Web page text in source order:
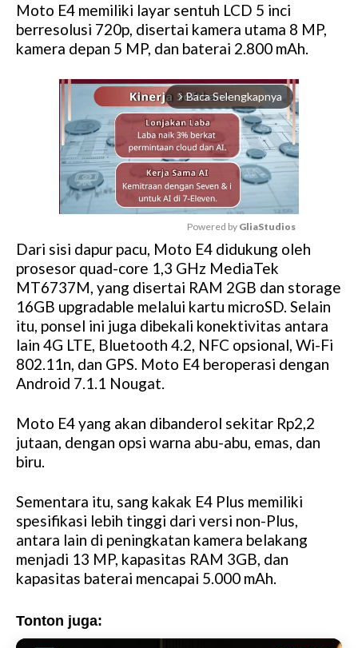
Moto E4 memiliki layar sentuh LCD 5 inci
berresolusi 720p, disertai kamera utama 8 MP,
kamera depan 5 MP, dan baterai 2.800 mAh.
arrow_forward_ios Baca Selengkapnya
M
u
t
e
Powered by GliaStudios
Dari sisi dapur pacu, Moto E4 didukung oleh
prosesor quad-core 1,3 GHz MediaTek
MT6737M, yang disertai RAM 2GB dan storage
16GB upgradable melalui kartu microSD. Selain
itu, ponsel ini juga dibekali konektivitas antara
lain 4G LTE, Bluetooth 4.2, NFC opsional, Wi-Fi
802.11n, dan GPS. Moto E4 beroperasi dengan
Android 7.1.1 Nougat.
Moto E4 yang akan dibanderol sekitar Rp2,2
jutaan, dengan opsi warna abu-abu, emas, dan
biru.
Sementara itu, sang kakak E4 Plus memiliki
spesifikasi lebih tinggi dari versi non-Plus,
antara lain di peningkatan kamera belakang
menjadi 13 MP, kapasitas RAM 3GB, dan
kapasitas baterai mencapai 5.000 mAh.
Tonton juga: